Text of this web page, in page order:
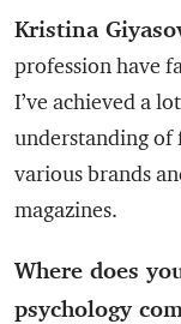
Kristina
profession have
I’ve achieved a
understanding of
various brands
magazines.
Where does
psychology